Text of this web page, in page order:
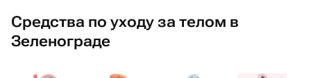
Средства по уходу за телом в
Зеленограде